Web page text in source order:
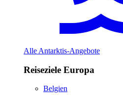
Alle Antarktis-Angebote
Reiseziele Europa
Belgien